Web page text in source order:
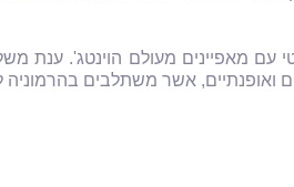
עם מאפיינים מעולם הוינטג'. ענת